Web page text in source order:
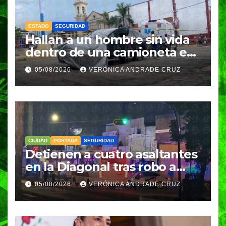
ESTADO SEGURIDAD
Hallan a un hombre sin vida
dentro de una camioneta en
Tenampulco; investigan
homicidio
05/08/2026 VERÓNICA ANDRADE CRUZ
CIUDAD PORTADA SEGURIDAD
Detienen a cuatro asaltantes
en la Diagonal tras robo a
Coppel en el Centro de
Puebla; recuperan celulares
y aseguran un arma
05/08/2026 VERÓNICA ANDRADE CRUZ